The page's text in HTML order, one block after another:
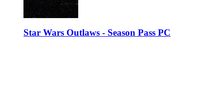
Star Wars Outlaws - Season Pass PC